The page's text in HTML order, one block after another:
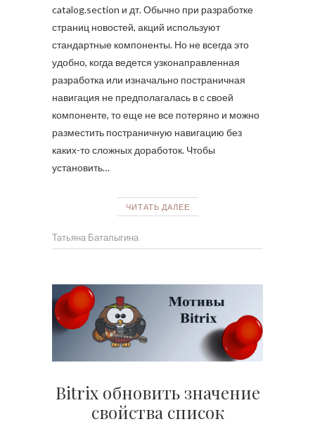
catalog.section и дт. Обычно при разработке
страниц новостей, акций используют
стандартные компоненты. Но не всегда это
удобно, когда ведется узконаправленная
разработка или изначально постраничная
навигация не предполагалась в с своей
компоненте, то еще не все потеряно и можно
разместить постраничную навигацию без
каких-то сложных доработок. Чтобы
установить…
ЧИТАТЬ ДАЛЕЕ
Татьяна Баталыгина
Bitrix обновить значение
свойства список